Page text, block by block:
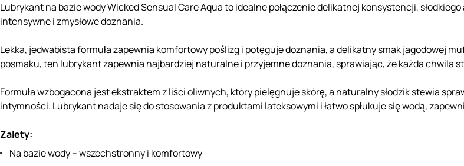
Lubrykant na bazie wody Wicked Sensual Care Aqua to idealne połączenie delikatnej konsystencji,
intensywne i zmysłowe doznania.
Lekka, jedwabista formuła zapewnia komfortowy poślizg i potęguje doznania, a delikatny smak jagodowej
posmaku, ten lubrykant zapewnia najbardziej naturalne i przyjemne doznania, sprawiając, że każda chwila
Formuła wzbogacona jest ekstraktem z liści oliwnych, który pielęgnuje skórę, a naturalny słodzik stewia
intymności. Lubrykant nadaje się do stosowania z produktami lateksowymi i łatwo spłukuje się wodą,
Zalety:
Na bazie wody – wszechstronny i komfortowy